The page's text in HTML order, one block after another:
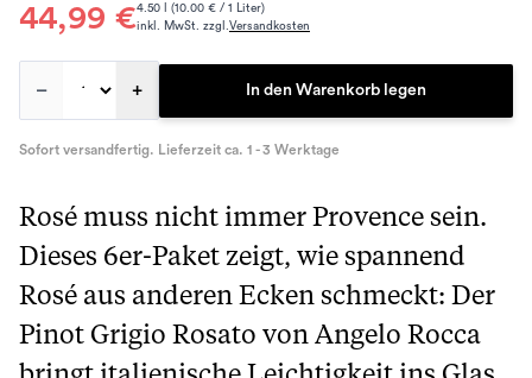
44,99 €4.50 l (10.00 € / 1 Liter)
inkl. MwSt. zzgl.Versandkosten
– + In den Warenkorb legen
Sofort versandfertig. Lieferzeit ca. 1 - 3 Werktage
Rosé muss nicht immer Provence sein.
Dieses 6er-Paket zeigt, wie spannend
Rosé aus anderen Ecken schmeckt: Der
Pinot Grigio Rosato von Angelo Rocca